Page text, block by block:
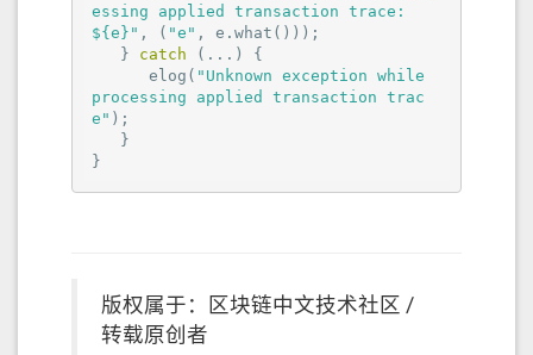
essing applied transaction trace:
${e}" , ( "e" , e.what()));
   }
catch (...) {
      elog(
"Unknown exception while
processing applied transaction trac
e" );
}
版权属于：区块链中文技术社区 /
转载原创者